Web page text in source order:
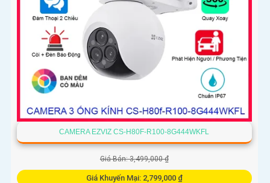
CAMERA EZVIZ CS-H80F-R100-8G444WKFL
Giá Bán: 3,499,000 ₫
Giá Khuyến Mại: 2,799,000 ₫
️